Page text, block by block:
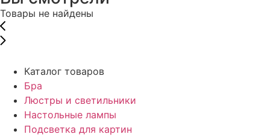
Товары не найдены
Каталог товаров
Бра
Люстры и светильники
Настольные лампы
Подсветка для картин